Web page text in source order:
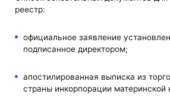
реестр:
официальное заявление
подписанное директором;
апостилированная выписка из
страны инкорпорации материнской